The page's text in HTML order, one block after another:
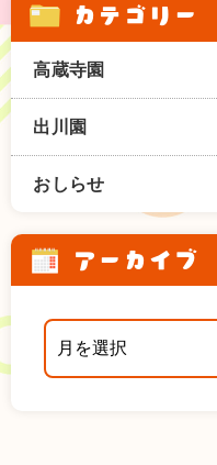
カテゴリー
高蔵寺園
出川園
おしらせ
アーカイブ